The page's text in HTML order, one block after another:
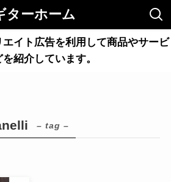
ターホーム
イト広告を利用して商品やサービ
紹介しています。
– tag –